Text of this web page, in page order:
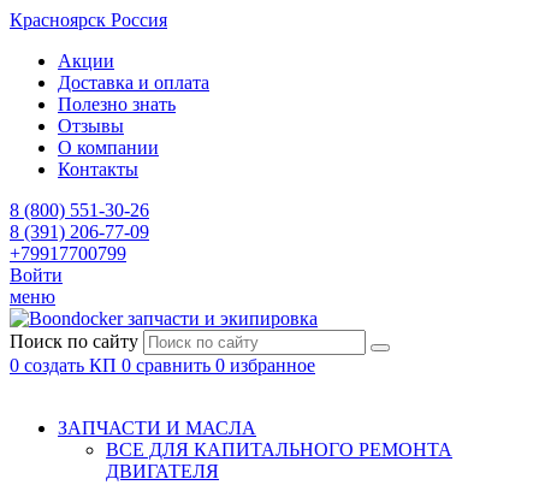
Красноярск Россия
Акции
Доставка и оплата
Полезно знать
Отзывы
О компании
Контакты
8 (800) 551-30-26
8 (391) 206-77-09
+79917700799
Войти
меню
запчасти и экипировка
Поиск по сайту
0 создать КП 0 сравнить 0 избранное
ЗАПЧАСТИ И МАСЛА
ВСЕ ДЛЯ КАПИТАЛЬНОГО РЕМОНТА
ДВИГАТЕЛЯ